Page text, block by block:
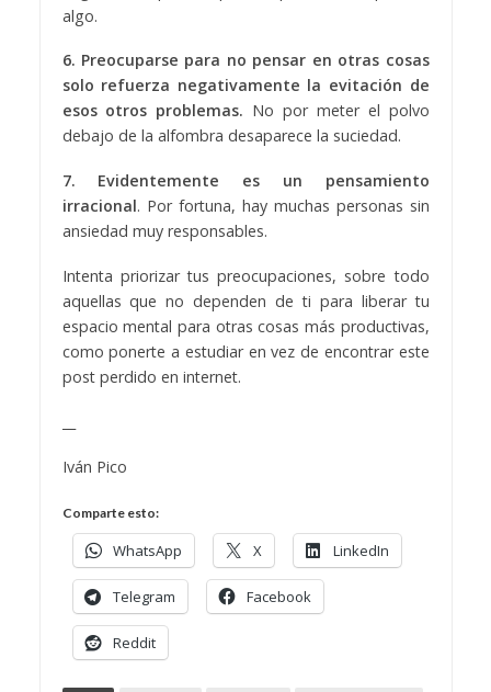
algo.
6. Preocuparse para no pensar en otras cosas
solo refuerza negativamente la evitación de
esos otros problemas. No por meter el polvo
debajo de la alfombra desaparece la suciedad.
7. Evidentemente es un pensamiento
irracional. Por fortuna, hay muchas personas sin
ansiedad muy responsables.
Intenta priorizar tus preocupaciones, sobre todo
aquellas que no dependen de ti para liberar tu
espacio mental para otras cosas más productivas,
como ponerte a estudiar en vez de encontrar este
post perdido en internet.
Iván Pico
Comparte esto:
WhatsApp X LinkedIn
Telegram Facebook
Reddit